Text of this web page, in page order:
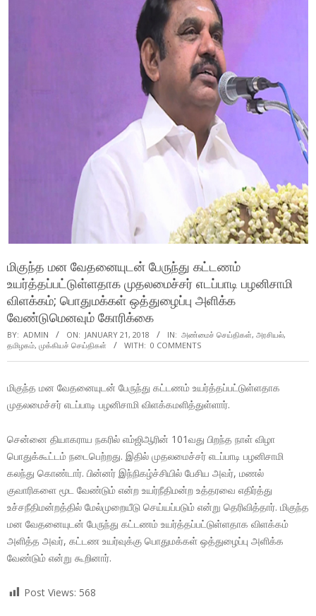
மிகுந்த மன வேதனையுடன் பேருந்து கட்டணம்
உயர்த்தப்பட்டுள்ளதாக முதலமைச்சர் எடப்பாடி பழனிசாமி
விளக்கம்; பொதுமக்கள் ஒத்துழைப்பு அளிக்க
வேண்டுமெனவும் கோரிக்கை
BY: ADMIN ON: JANUARY 21, 2018 IN: அண்மைச் செய்திகள், அரசியல்,
தமிழகம், முக்கியச் செய்திகள் WITH: 0 COMMENTS
மிகுந்த மன வேதனையுடன் பேருந்து கட்டணம் உயர்த்தப்பட்டுள்ளதாக
முதலமைச்சர் எடப்பாடி பழனிசாமி விளக்கமளித்துள்ளார்.
சென்னை தியாகராய நகரில் எம்ஜிஆரின் 101வது பிறந்த நாள் விழா
பொதுக்கூட்டம் நடைபெற்றது. இதில் முதலமைச்சர் எடப்பாடி பழனிசாமி
கலந்து கொண்டார். பின்னர் இந்நிகழ்ச்சியில் பேசிய அவர், மணல்
குவாரிகளை மூட வேண்டும் என்ற உயர்நீதிமன்ற உத்தரவை எதிர்த்து
உச்சநீதிமன்றத்தில் மேல்முறையீடு செய்யப்படும் என்று தெரிவித்தார். மிகுந்த
மன வேதனையுடன் பேருந்து கட்டணம் உயர்த்தப்பட்டுள்ளதாக விளக்கம்
அளித்த அவர், கட்டண உயர்வுக்கு பொதுமக்கள் ஒத்துழைப்பு அளிக்க
வேண்டும் என்று கூறினார்.
Post Views: 568